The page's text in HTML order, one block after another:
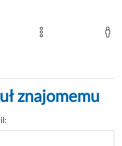
znajomemu